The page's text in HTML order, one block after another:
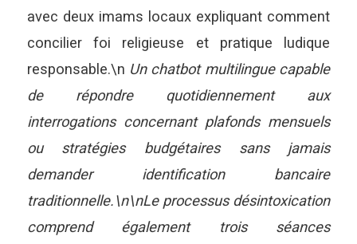
avec deux imams locaux expliquant comment
concilier foi religieuse et pratique ludique
responsable.\n Un chatbot multilingue capable
de répondre quotidiennement aux
interrogations concernant plafonds mensuels
ou stratégies budgétaires sans jamais
demander identification bancaire
traditionnelle.\n\nLe processus désintoxication
comprend également trois séances